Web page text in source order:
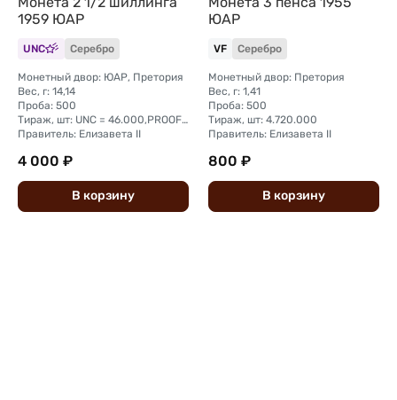
1959 ЮАР
UNC Серебро
Монетный двор: ЮАР, Претория
Вес, г: 14,14
Проба: 500
Тираж, шт: UNC = 46.000,PROOF = 900
Правитель: Елизавета II
4 000 ₽
В корзину
ЮАР
VF Серебро
Монетный двор: Претория
Вес, г: 1,41
Проба: 500
Тираж, шт: 4.720.000
Правитель: Елизавета II
800 ₽
В корзину